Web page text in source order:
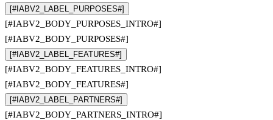
[#IABV2_LABEL_PURPOSES#]
[#IABV2_BODY_PURPOSES_INTRO#]
[#IABV2_BODY_PURPOSES#]
[#IABV2_LABEL_FEATURES#]
[#IABV2_BODY_FEATURES_INTRO#]
[#IABV2_BODY_FEATURES#]
[#IABV2_LABEL_PARTNERS#]
[#IABV2_BODY_PARTNERS_INTRO#]